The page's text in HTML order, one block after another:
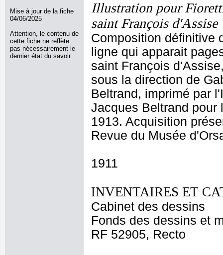
Mise à jour de la fiche
04/06/2025
Attention, le contenu de
cette fiche ne reflète
pas nécessairement le
dernier état du savoir.
Illustration pour
saint François d'Assise
Composition définitive
ligne qui apparait
saint François
sous la direction de
Beltrand, imprimé par
Jacques Beltrand pour
1913. Acquisition
Revue du Musée
1911
INVENTAIRES ET
Cabinet des dessins
Fonds des dessins et
RF 52905, Recto